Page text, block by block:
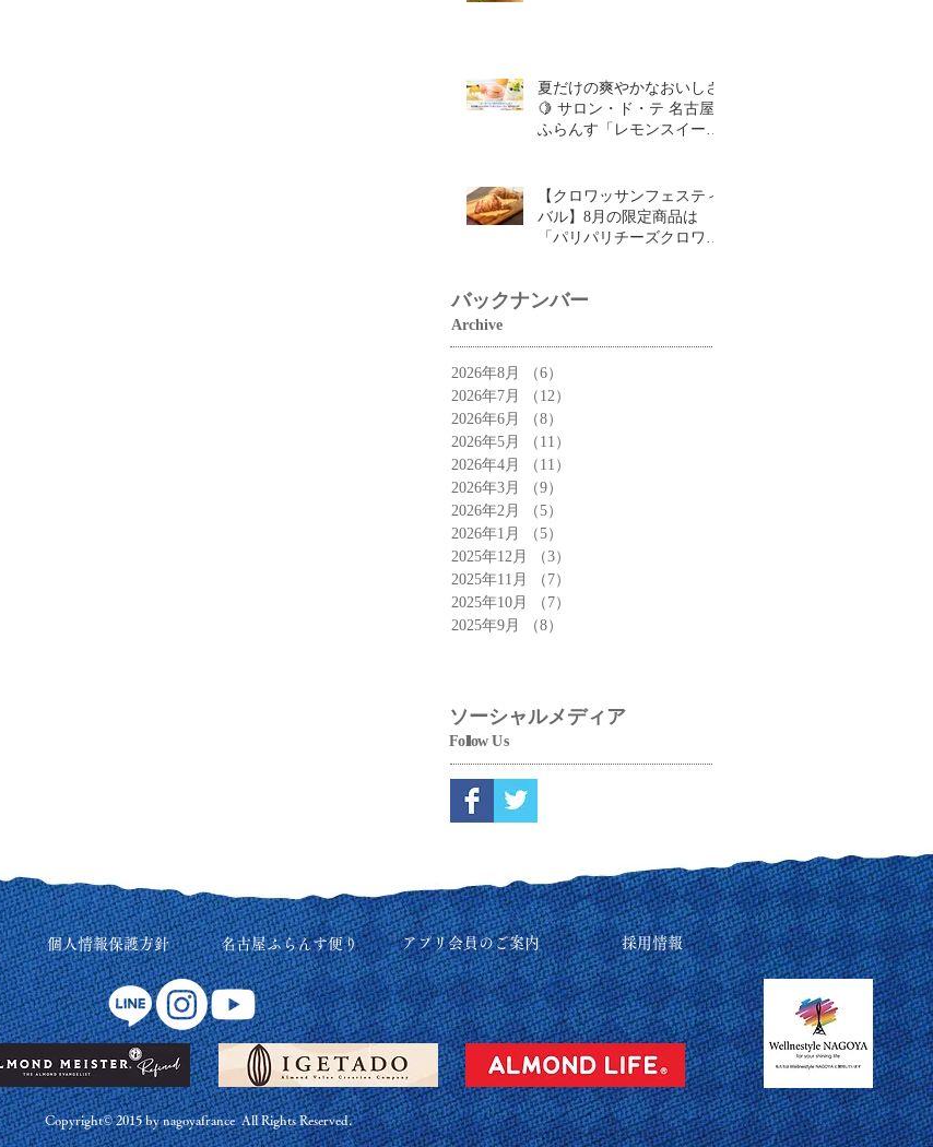
夏だけの爽やかなおいしさ
🍋 サロン・ド・テ 名古屋
ふらんす「レモンスイーツ
【クロワッサンフェスティ
バル】8月の限定商品は
「パリパリチーズクロワッ
バックナンバー
Archive
2026年8月 （6）
2026年7月
（12）
2026年6月
（8）
2026年5月
（11）
2026年4月
（11）
2026年3月
（9）
2026年2月
（5）
2026年1月
（5）
2025年12月
（3）
2025年11月
（7）
2025年10月
（7）
2025年9月
（8）
ソーシャルメディア
Foll ow Us
個人情報保護方針 名古屋ふらんす便り アプリ会員のご案内 採用情報
Copyright© 2015 by nagoyafrance All Rights Reserved.